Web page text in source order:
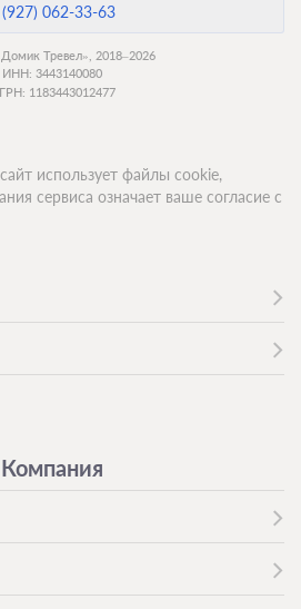
062-33-63
Тревел», 2018–2026
ИНН: 3443140080
1183443012477
Компания
использует файлы cookie,
сервиса означает ваше согласие с